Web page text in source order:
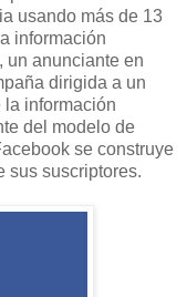
usando más de 13
información
un anunciante en
dirigida a un
información
del modelo de
se construye
sus suscriptores.